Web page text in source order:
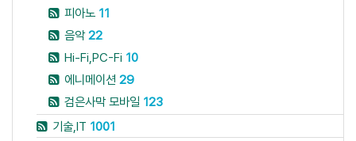
피아노 11
음악22
Hi-Fi,PC-Fi 10
에니메이션 29
검은사막 모바일 123
기술,IT 1001